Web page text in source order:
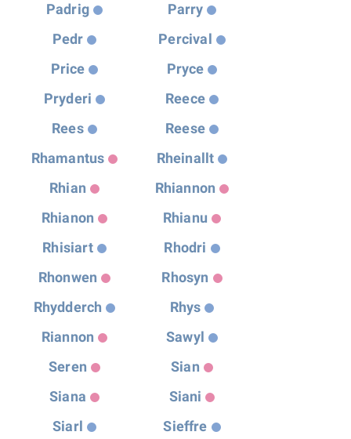
Padrig
Parry
Pedr
Percival
Price
Pryce
Pryderi
Reece
Rees
Reese
Rhamantus
Rheinallt
Rhian
Rhiannon
Rhianon
Rhianu
Rhisiart
Rhodri
Rhonwen
Rhosyn
Rhydderch
Rhys
Riannon
Sawyl
Seren
Sian
Siana
Siani
Siarl
Sieffre